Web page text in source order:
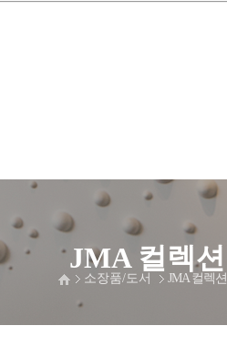
JMA 컬렉션
소장품/도서 JMA 컬렉션